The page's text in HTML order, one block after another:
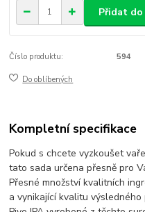
Přidat do
Číslo produktu: 594
Do oblíbených
Kompletní specifikace
Pokud s chcete vyzkoušet
tato sada určena přesně pro
Přesné množství kvalitních
a vynikající kvalitu výsledného